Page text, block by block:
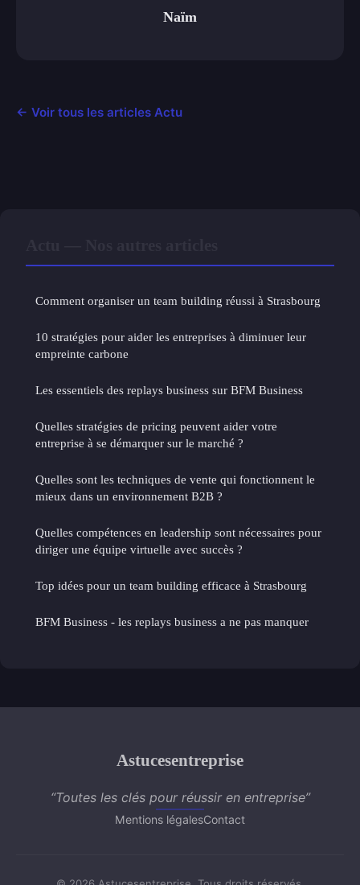
Naïm
← Voir tous les articles Actu
Comment organiser un team building réussi à Strasbourg
10 stratégies pour aider les entreprises à diminuer leur
empreinte carbone
Les essentiels des replays business sur BFM Business
Quelles stratégies de pricing peuvent aider votre
entreprise à se démarquer sur le marché ?
Quelles sont les techniques de vente qui fonctionnent le
mieux dans un environnement B2B ?
Quelles compétences en leadership sont nécessaires pour
diriger une équipe virtuelle avec succès ?
Top idées pour un team building efficace à Strasbourg
BFM Business - les replays business a ne pas manquer
Astucesentreprise
“Toutes les clés pour réussir en entreprise”
Mentions légalesContact